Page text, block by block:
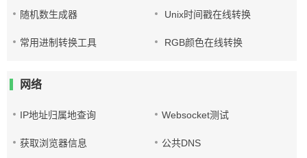
随机数生成器 Unix时间戳在线转换
常用进制转换工具 RGB颜色在线转换
网络
IP地址归属地查询 Websocket测试
获取浏览器信息 公共DNS